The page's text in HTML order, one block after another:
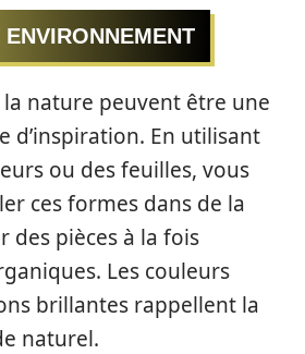
la nature peuvent être une
d’inspiration. En utilisant
ou des feuilles, vous
ces formes dans de la
des pièces à la fois
Les couleurs
brillantes rappellent la
naturel.